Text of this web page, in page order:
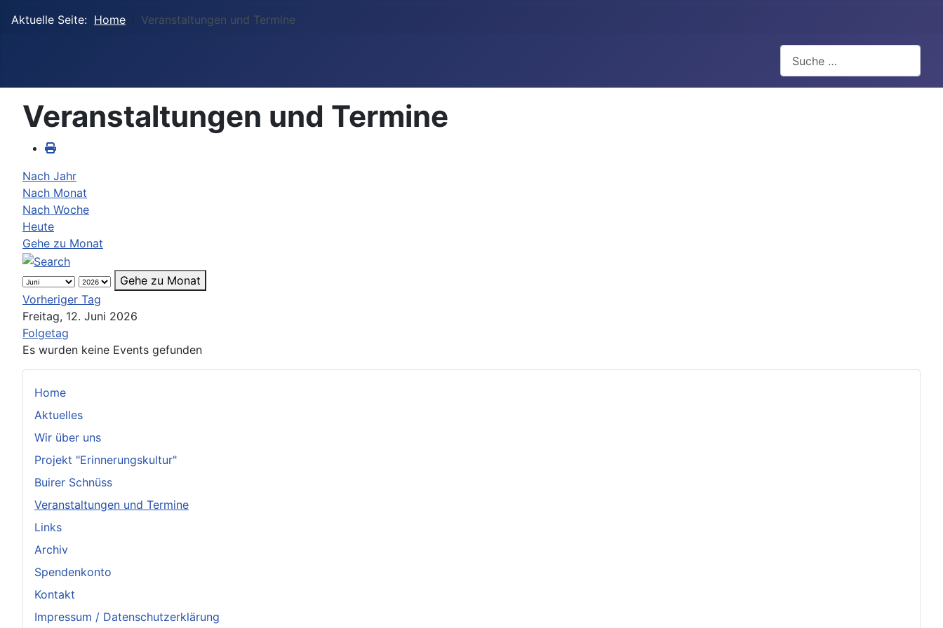
Aktuelle Seite: Home Veranstaltungen und Termine
Home
Aktuelles
Wir über uns
Projekt "Erinnerungskultur"
Buirer Schnüss
Veranstaltungen und Termine
Links
Archiv
Spendenkonto
Kontakt
Impressum / Datenschutzerklärung
Veranstaltungen und Termine
Nach Jahr
Nach Monat
Nach Woche
Heute
Gehe zu Monat
Gehe zu Monat
Vorheriger Tag
Freitag, 12. Juni 2026
Folgetag
Es wurden keine Events gefunden